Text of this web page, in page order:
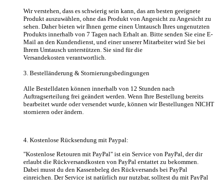
Wir verstehen, dass es schwierig sein kann, das am besten geeignete
Produkt auszuwählen, ohne das Produkt von Angesicht zu Angesicht zu
sehen. Daher bieten wir Ihnen gerne einen Umtausch Ihres ungenutzten
Produkts innerhalb von 7 Tagen nach Erhalt an. Bitte senden Sie eine E-
Mail an den Kundendienst, und einer unserer Mitarbeiter wird Sie bei
Ihrem Umtausch unterstützen. Sie sind für die
Versandekosten verantwortlich.
3. Bestelländerung & Stornierungsbedingungen
Alle Bestelldaten können innerhalb von 12 Stunden nach
Auftragserteilung frei geändert werden. Wenn Ihre Bestellung bereits
bearbeitet wurde oder versendet wurde, können wir Bestellungen NICHT
stornieren oder ändern.
4. Kostenlose Rücksendung mit Paypal:
"Kostenlose Retouren mit PayPal" ist ein Service von PayPal, der dir
erlaubt die Rückversandkosten von PayPal erstattet zu bekommen.
Dabei musst du den Kassenbeleg des Rückversands bei PayPal
einreichen. Der Service ist natürlich nur nutzbar, solltest du mit PayPal